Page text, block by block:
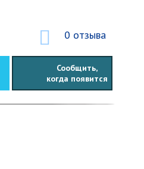
0 отзыва
Сообщить,
когда появится